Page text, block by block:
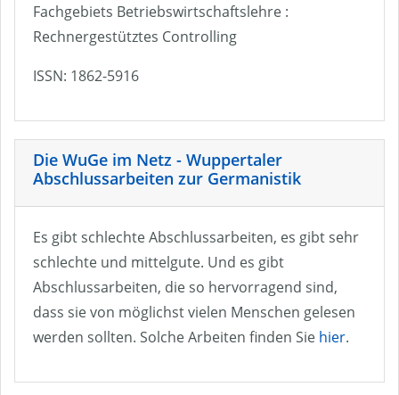
Fachgebiets Betriebswirtschaftslehre :
Rechnergestütztes Controlling
ISSN: 1862-5916
Die WuGe im Netz - Wuppertaler
Abschlussarbeiten zur Germanistik
Es gibt schlechte Abschlussarbeiten, es gibt sehr
schlechte und mittelgute. Und es gibt
Abschlussarbeiten, die so hervorragend sind,
dass sie von möglichst vielen Menschen gelesen
werden sollten. Solche Arbeiten finden Sie hier.